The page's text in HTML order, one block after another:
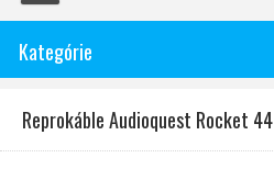
Kategórie
Reprokáble Audioquest Rocket 44